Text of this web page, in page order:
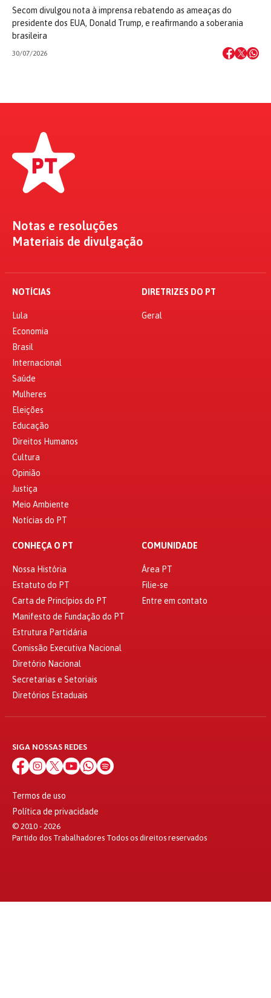
Secom divulgou nota à imprensa rebatendo as ameaças do
presidente dos EUA, Donald Trump, e reafirmando a soberania
brasileira
30/07/2026
Notas e resoluções
Materiais de divulgação
NOTÍCIAS
Lula
Economia
Brasil
Internacional
Saúde
Mulheres
Eleições
Educação
Direitos Humanos
Cultura
Opinião
Justiça
Meio Ambiente
Notícias do PT
DIRETRIZES DO PT
Geral
CONHEÇA O PT
Nossa História
Estatuto do PT
Carta de Princípios do PT
Manifesto de Fundação do PT
Estrutura Partidária
Comissão Executiva Nacional
Diretório Nacional
Secretarias e Setoriais
Diretórios Estaduais
COMUNIDADE
Área PT
Filie-se
Entre em contato
SIGA NOSSAS REDES
Termos de uso
Política de privacidade
© 2010 - 2026
Partido dos Trabalhadores Todos os direitos reservados